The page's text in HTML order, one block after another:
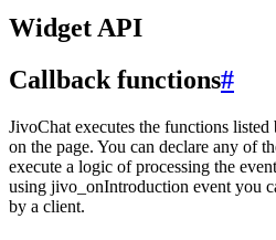
Widget API
Callback functions#
JivoChat executes the functions
on the page. You can declare any of
execute a logic of processing the
using jivo_onIntroduction event you
by a client.